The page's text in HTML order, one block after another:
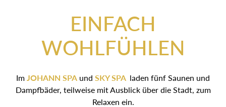
EINFACH
WOHLFÜHLEN
ImJOHANN SPAund SKY SPA laden fünf Saunen und
Dampfbäder, teilweise mit Ausblick über die Stadt, zum
Relaxen ein.